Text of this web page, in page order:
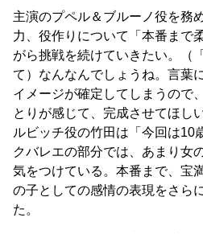
主演のプペル＆ブルーノ役を務
力、役作りについて「本番まで
がら挑戦を続けていきたい。（
て）なんなんでしょうね。言葉
イメージが確定してしまうので
とりが感じて、完成させてほし
ルビッチ役の竹田は「今回は10
クバレエの部分では、あまり女
気をつけている。本番まで、宝
の子としての感情の表現をさら
た。